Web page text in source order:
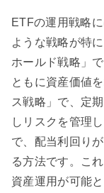
ETFの運用戦略
ような戦略が特
ホールド戦略」
ともに資産価値
ス戦略」で、定
しリスクを管理
で、配当利回り
る方法です。こ
資産運用が可能と